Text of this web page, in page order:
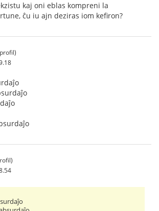
kaj oni eblas kompreni la
ĉu iu ajn deziras iom kefiron?